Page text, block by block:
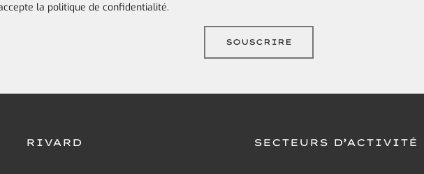
la politique de confidentialité.
RIVARD SECTEURS D’ACTIVITÉ